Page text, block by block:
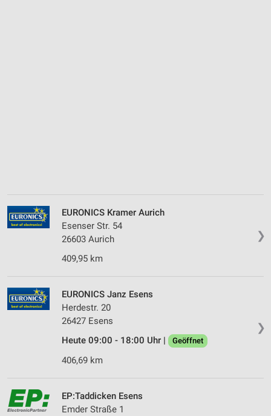
❯
EURONICS Kramer Aurich
Esenser Str. 54
26603 Aurich
409,95 km
❯
EURONICS Janz Esens
Herdestr. 20
26427 Esens
Heute 09:00 - 18:00 Uhr |
Geöffnet
406,69 km
EP:Taddicken Esens
Emder Straße 1